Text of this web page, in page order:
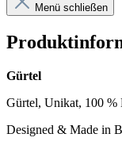
Menü schließen
Gürtel
Gürtel, Unikat, 100 %
Designed & Made in